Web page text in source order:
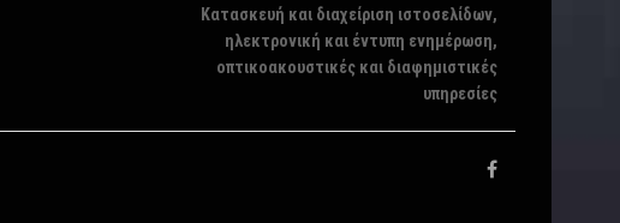
Κατασκευή και διαχείριση ιστοσελίδων,
ηλεκτρονική και έντυπη ενημέρωση,
οπτικοακουστικές και διαφημιστικές
υπηρεσίες